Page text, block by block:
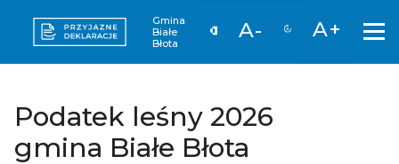
Gmina
Białe
Błota
A- A+
Podatek leśny 2026
gmina Białe Błota